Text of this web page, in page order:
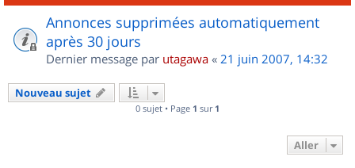
Annonces supprimées automatiquement
après 30 jours
Dernier message par utagawa « 21 juin 2007, 14:32
Nouveau sujet
0 sujet • Page 1 sur 1
Aller